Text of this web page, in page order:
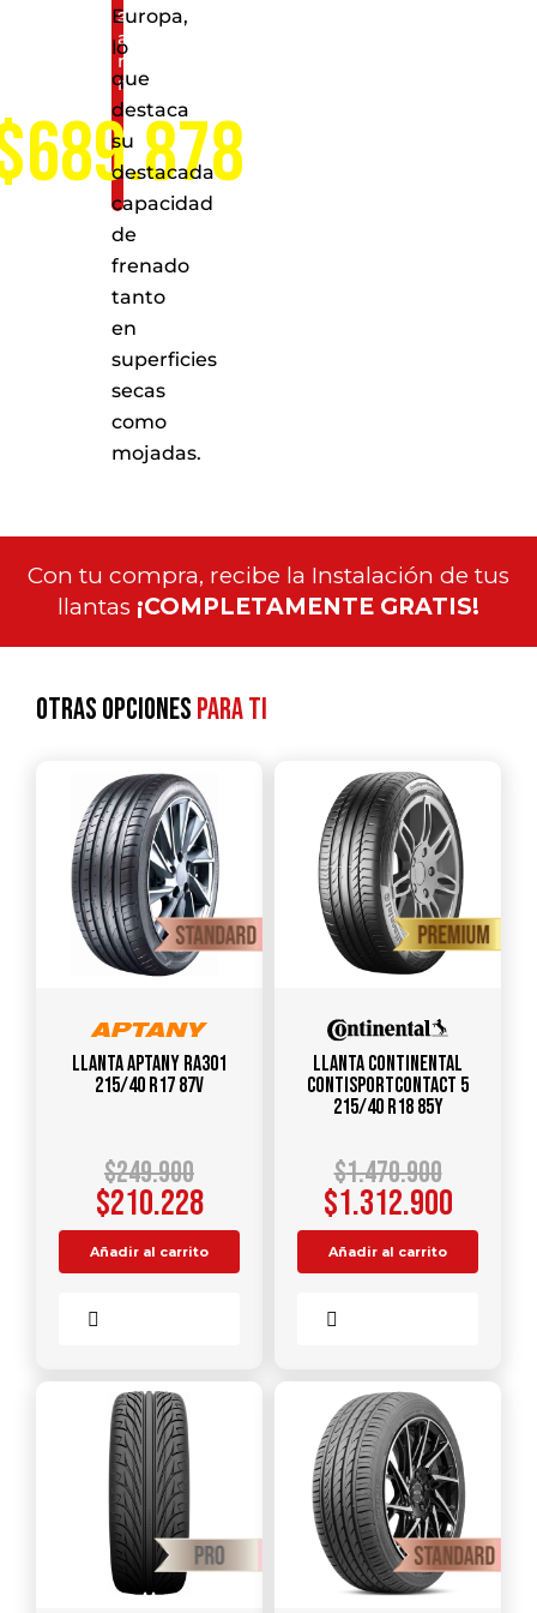
servicio
a
nivel
nacional
Europa,
lo
que
destaca
su
destacada
capacidad
de
frenado
tanto
en
superficies
secas
como
mojadas.
Con tu compra, recibe la Instalación de tus
llantas ¡COMPLETAMENTE GRATIS!
Otras opcionespara ti
Llanta APTANY RA301
215/40 R17 87V
$249.900
$210.228
Añadir al carrito
Llanta CONTINENTAL
ContiSportContact 5
215/40 R18 85Y
$1.470.900
$1.312.900
Añadir al carrito